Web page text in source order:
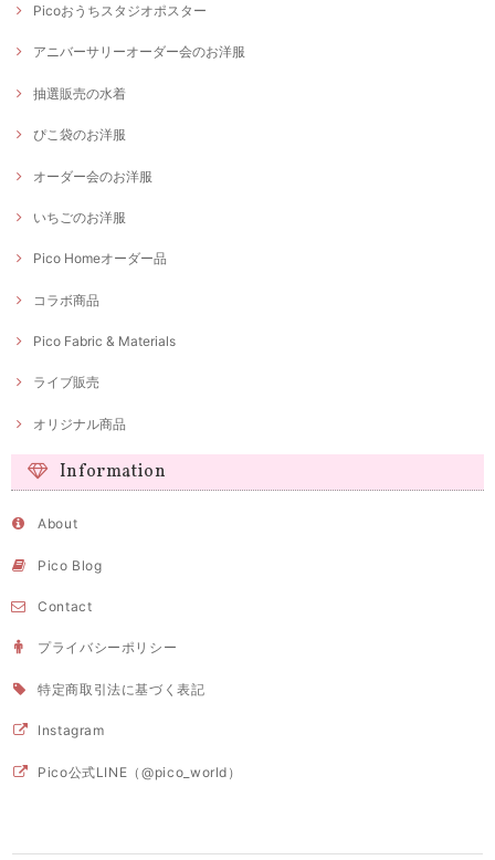
Picoおうちスタジオポスター
アニバーサリーオーダー会のお洋服
抽選販売の水着
ぴこ袋のお洋服
オーダー会のお洋服
いちごのお洋服
Pico Homeオーダー品
コラボ商品
Pico Fabric & Materials
ライブ販売
オリジナル商品
Information
About
Pico Blog
Contact
プライバシーポリシー
特定商取引法に基づく表記
Instagram
Pico公式LINE（@pico_world）